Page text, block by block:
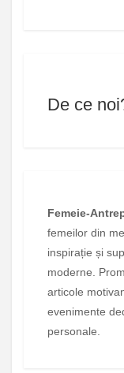
De ce
Femeie-
femeilor din
inspirație și
moderne.
articole
evenimente
personale.